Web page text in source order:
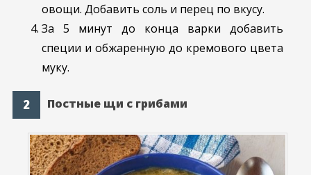
овощи. Добавить соль и перец по вкусу.
За 5 минут до конца варки добавить
специи и обжаренную до кремового цвета
муку.
Постные щи с грибами